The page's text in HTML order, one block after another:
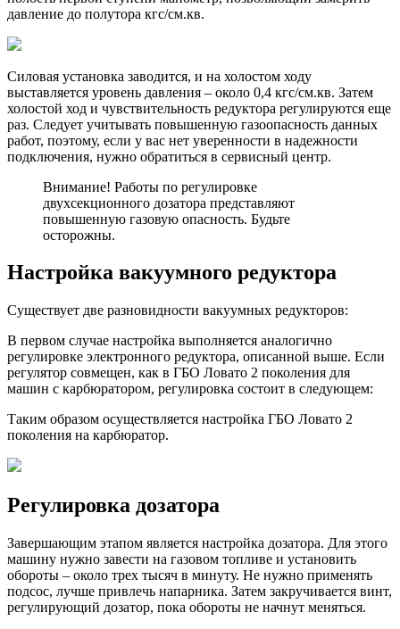
давление до полутора кгс/см.кв.
Силовая установка заводится, и на холостом ходу
выставляется уровень давления – около 0,4 кгс/см.кв. Затем
холостой ход и чувствительность редуктора регулируются еще
раз. Следует учитывать повышенную газоопасность данных
работ, поэтому, если у вас нет уверенности в надежности
подключения, нужно обратиться в сервисный центр.
Внимание! Работы по регулировке
двухсекционного дозатора представляют
повышенную газовую опасность. Будьте
осторожны.
Настройка вакуумного редуктора
Существует две разновидности вакуумных редукторов:
В первом случае настройка выполняется аналогично
регулировке электронного редуктора, описанной выше. Если
регулятор совмещен, как в ГБО Ловато 2 поколения для
машин с карбюратором, регулировка состоит в следующем:
Таким образом осуществляется настройка ГБО Ловато 2
поколения на карбюратор.
Регулировка дозатора
Завершающим этапом является настройка дозатора. Для этого
машину нужно завести на газовом топливе и установить
обороты – около трех тысяч в минуту. Не нужно применять
подсос, лучше привлечь напарника. Затем закручивается винт,
регулирующий дозатор, пока обороты не начнут меняться.